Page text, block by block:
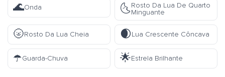
🌊Onda 🌜Rosto Da Lua De Quarto
Minguante
🌝Rosto Da Lua Cheia 🌒Lua Crescente Côncava
☂️Guarda-Chuva 🌟Estrela Brilhante